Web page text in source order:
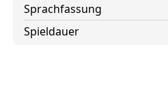
Sprachfassung
Spieldauer